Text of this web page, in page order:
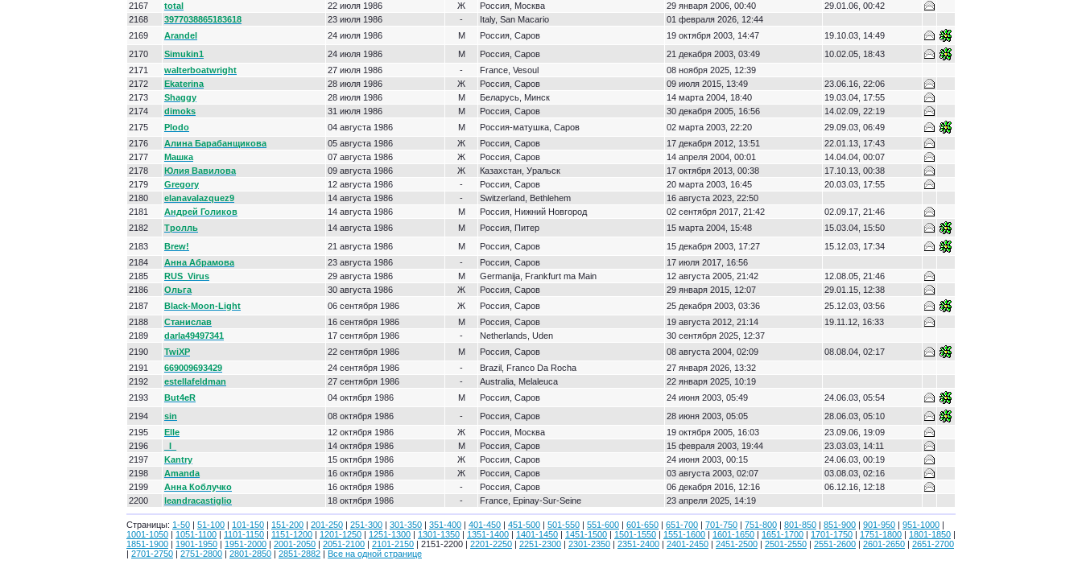
2167
total 22 июля 1986 Ж Россия, Москва 29 января 2006, 00:40
29.01.06, 00:42
2168
3977038865183618 23 июля 1986 - Italy, San Macario
01 февраля 2026, 12:44
2169
Arandel 24 июля 1986 М Россия, Саров 19 октября 2003, 14:47
19.10.03, 14:49
2170
Simukin1 24 июля 1986 М Россия, Саров 21 декабря 2003, 03:49
10.02.05, 18:43
2171
walterboatwright 27 июля 1986 - France, Vesoul
08 ноября 2025, 12:39
2172
Ekaterina 28 июля 1986 Ж Россия, Саров 09 июля 2015, 13:49
23.06.16, 22:06
2173
Shaggy 28 июля 1986 М Беларусь, Минск 14 марта 2004, 18:40
19.03.04, 17:55
2174
dimoks 31 июля 1986 М Россия, Саров 30 декабря 2005, 16:56
14.02.09, 22:19
2175
Plodo 04 августа 1986 М Россия-матушка, Саров 02 марта 2003, 22:20
29.09.03, 06:49
2176
Алина Барабанщикова 05 августа 1986 Ж Россия, Саров 17 декабря 2012, 13:51
22.01.13, 17:43
2177
Машка 07 августа 1986 Ж Россия, Саров 14 апреля 2004, 00:01
14.04.04, 00:07
2178
Юлия Вавилова 09 августа 1986 Ж Казахстан, Уральск 17 октября 2013, 00:38
17.10.13, 00:38
2179
Gregory 12 августа 1986 - Россия, Саров 20 марта 2003, 16:45
20.03.03, 17:55
2180
elanavalazquez9 14 августа 1986 - Switzerland, Bethlehem
16 августа 2023, 22:50
2181
Андрей Голиков 14 августа 1986 М Россия, Нижний Новгород 02 сентября 2017, 21:42
02.09.17, 21:46
2182
Тролль 14 августа 1986 М Россия, Питер 15 марта 2004, 15:48
15.03.04, 15:50
2183
Brew! 21 августа 1986 М Россия, Саров 15 декабря 2003, 17:27
15.12.03, 17:34
2184
Анна Абрамова 23 августа 1986 - Россия, Саров
17 июля 2017, 16:56
2185
RUS_Virus 29 августа 1986 М Germanija, Frankfurt ma Main 12 августа 2005, 21:42
12.08.05, 21:46
2186
Ольга 30 августа 1986 Ж Россия, Саров 29 января 2015, 12:07
29.01.15, 12:38
2187
Black-Moon-Light 06 сентября 1986 Ж Россия, Саров 25 декабря 2003, 03:36
25.12.03, 03:56
2188
Станислав 16 сентября 1986 М Россия, Саров 19 августа 2012, 21:14
19.11.12, 16:33
2189
darla49497341 17 сентября 1986 - Netherlands, Uden
30 сентября 2025, 12:37
2190
TwiXP 22 сентября 1986 М Россия, Саров 08 августа 2004, 02:09
08.08.04, 02:17
2191
669009693429 24 сентября 1986 - Brazil, Franco Da Rocha
27 января 2026, 13:32
2192
estellafeldman 27 сентября 1986 - Australia, Melaleuca
22 января 2025, 10:19
2193
But4eR 04 октября 1986 М Россия, Саров 24 июня 2003, 05:49
24.06.03, 05:54
2194
sin 08 октября 1986 - Россия, Саров 28 июня 2003, 05:05
28.06.03, 05:10
2195
Elle 12 октября 1986 Ж Россия, Москва 19 октября 2005, 16:03
23.09.06, 19:09
2196
_I_ 14 октября 1986 М Россия, Саров 15 февраля 2003, 19:44
23.03.03, 14:11
2197
Kantry 15 октября 1986 Ж Россия, Саров 24 июня 2003, 00:15
24.06.03, 00:19
2198
Amanda 16 октября 1986 Ж Россия, Саров 03 августа 2003, 02:07
03.08.03, 02:16
2199
Анна Коблучко 16 октября 1986 - Россия, Саров 06 декабря 2016, 12:16
06.12.16, 12:18
2200
leandracastiglio 18 октября 1986 - France, Epinay-Sur-Seine 23 апреля 2025, 14:19
Страницы: 1-50 | 51-100 | 101-150 | 151-200 | 201-250 | 251-300 | 301-350 | 351-400 | 401-450 | 451-500 | 501-550 | 551-600 | 601-650 | 651-700 | 701-750 | 751-800 | 801-850 | 851-900 | 901-950 | 951-1000 |
1001-1050 | 1051-1100 | 1101-1150 | 1151-1200 | 1201-1250 | 1251-1300 | 1301-1350 | 1351-1400 | 1401-1450 | 1451-1500 | 1501-1550 | 1551-1600 | 1601-1650 | 1651-1700 | 1701-1750 | 1751-1800 | 1801-1850 |
1851-1900 | 1901-1950 | 1951-2000 | 2001-2050 | 2051-2100 | 2101-2150 | 2151-2200 | 2201-2250 | 2251-2300 | 2301-2350 | 2351-2400 | 2401-2450 | 2451-2500 | 2501-2550 | 2551-2600 | 2601-2650 | 2651-2700
| 2701-2750 | 2751-2800 | 2801-2850 | 2851-2882 | Все на одной странице